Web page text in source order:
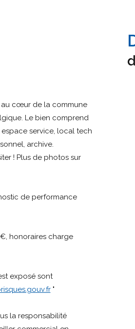
au cœur de la commune
Le bien comprend
espace service, local tech
archive.
! Plus de photos sur
de performance
honoraires charge
exposé sont
"
la responsabilité